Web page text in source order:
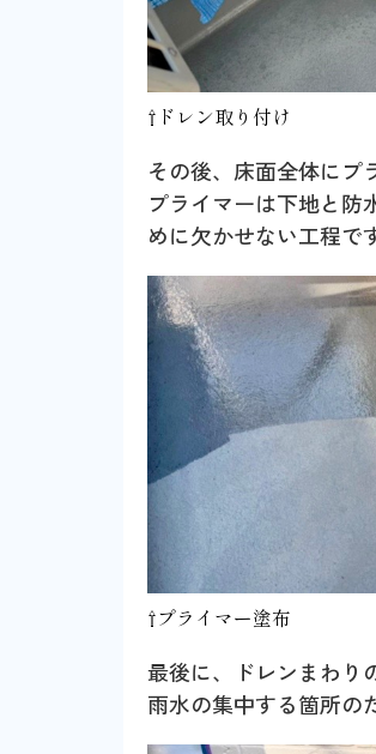
⇧ドレン取り付け
その後、床面全体にプ
プライマーは下地と防
めに欠かせない工程で
⇧プライマー塗布
最後に、ドレンまわり
雨水の集中する箇所の